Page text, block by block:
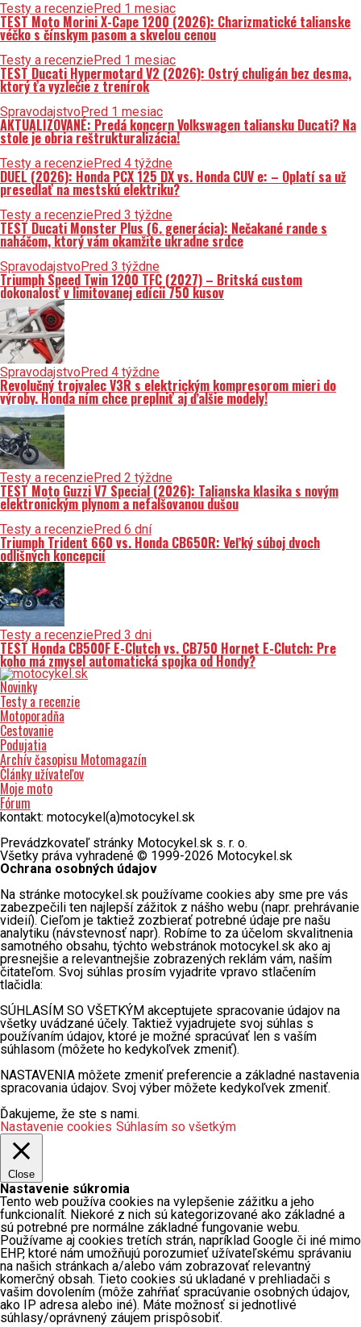
Testy a recenziePred 1 mesiac
TEST Moto Morini X-Cape 1200 (2026): Charizmatické talianske
véčko s čínskym pasom a skvelou cenou
Testy a recenziePred 1 mesiac
TEST Ducati Hypermotard V2 (2026): Ostrý chuligán bez desma,
ktorý ťa vyzlečie z trenírok
SpravodajstvoPred 1 mesiac
AKTUALIZOVANÉ: Predá koncern Volkswagen taliansku Ducati? Na
stole je obria reštrukturalizácia!
Testy a recenziePred 4 týždne
DUEL (2026): Honda PCX 125 DX vs. Honda CUV e: – Oplatí sa už
presedlať na mestskú elektriku?
Testy a recenziePred 3 týždne
TEST Ducati Monster Plus (6. generácia): Nečakané rande s
naháčom, ktorý vám okamžite ukradne srdce
SpravodajstvoPred 3 týždne
Triumph Speed Twin 1200 TFC (2027) – Britská custom
dokonalosť v limitovanej edícii 750 kusov
SpravodajstvoPred 4 týždne
Revolučný trojvalec V3R s elektrickým kompresorom mieri do
výroby. Honda ním chce preplniť aj ďalšie modely!
Testy a recenziePred 2 týždne
TEST Moto Guzzi V7 Special (2026): Talianska klasika s novým
elektronickým plynom a nefalšovanou dušou
Testy a recenziePred 6 dní
Triumph Trident 660 vs. Honda CB650R: Veľký súboj dvoch
odlišných koncepcií
Testy a recenziePred 3 dni
TEST Honda CB500F E-Clutch vs. CB750 Hornet E-Clutch: Pre
koho má zmysel automatická spojka od Hondy?
Novinky
Testy a recenzie
Motoporadňa
Cestovanie
Podujatia
Archív časopisu Motomagazín
Články užívateľov
Moje moto
Fórum
kontakt: motocykel(a)motocykel.sk
Prevádzkovateľ stránky Motocykel.sk s. r. o.
Všetky práva vyhradené © 1999-2026 Motocykel.sk
Ochrana osobných údajov
Na stránke motocykel.sk používame cookies aby sme pre vás
zabezpečili ten najlepší zážitok z nášho webu (napr. prehrávanie
videií). Cieľom je taktiež zozbierať potrebné údaje pre našu
analytiku (návstevnosť napr). Robíme to za účelom skvalitnenia
samotného obsahu, týchto webstránok motocykel.sk ako aj
presnejšie a relevantnejšie zobrazených reklám vám, naším
čitateľom. Svoj súhlas prosím vyjadrite vpravo stlačením
tlačidla:
SÚHLASÍM SO VŠETKÝM akceptujete spracovanie údajov na
všetky uvádzané účely. Taktiež vyjadrujete svoj súhlas s
používaním údajov, ktoré je možné spracúvať len s vaším
súhlasom (môžete ho kedykoľvek zmeniť).
NASTAVENIA môžete zmeniť preferencie a základné nastavenia
spracovania údajov. Svoj výber môžete kedykoľvek zmeniť.
Ďakujeme, že ste s nami.
Nastavenie cookies Súhlasím so všetkým
Close
Nastavenie súkromia
Tento web používa cookies na vylepšenie zážitku a jeho
funkcionalít. Niekoré z nich sú kategorizované ako základné a
sú potrebné pre normálne základné fungovanie webu.
Používame aj cookies tretích strán, napríklad Google či iné mimo
EHP, ktoré nám umožňujú porozumieť užívateľskému správaniu
na našich stránkach a/alebo vám zobrazovať relevantný
komerčný obsah. Tieto cookies sú ukladané v prehliadači s
vašim dovolením (môže zahŕňať spracúvanie osobných údajov,
ako IP adresa alebo iné). Máte možnosť si jednotlivé
súhlasy/oprávnený záujem prispôsobiť.